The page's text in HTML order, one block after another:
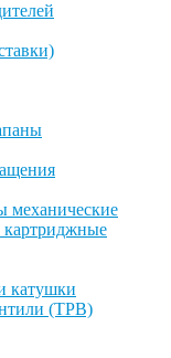
механические
картриджные
катушки
(ТРВ)